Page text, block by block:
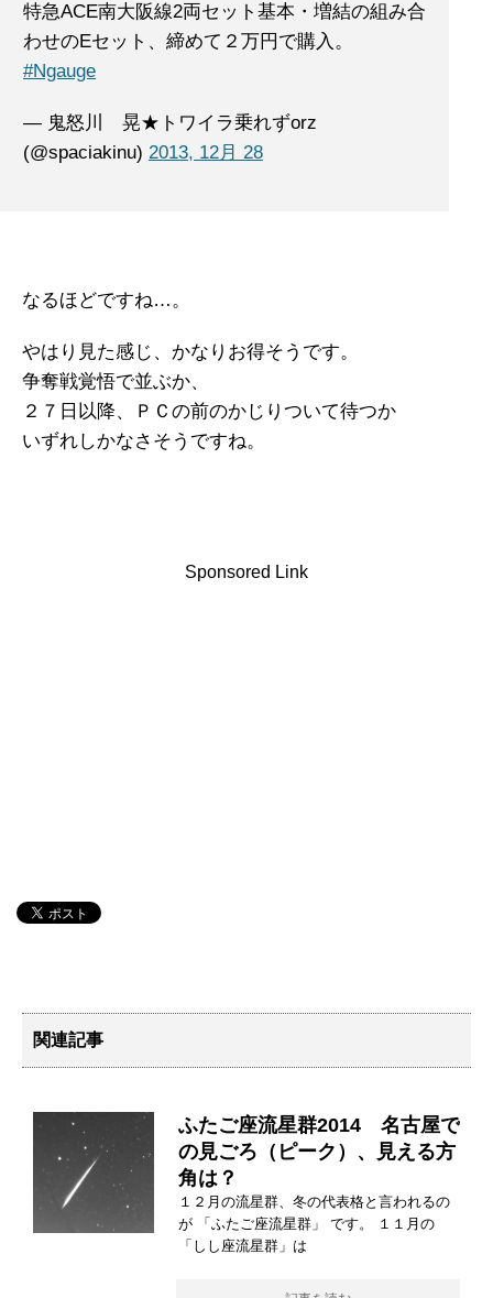
特急ACE南大阪線2両セット基本・増結の組み合
わせのEセット、締めて２万円で購入。
#Ngauge
— 鬼怒川 晃★トワイラ乗れずorz
(@spaciakinu) 2013, 12月 28
なるほどですね…。
やはり見た感じ、かなりお得そうです。
争奪戦覚悟で並ぶか、
２７日以降、ＰＣの前のかじりついて待つか
いずれしかなさそうですね。
Sponsored Link
関連記事
ふたご座流星群2014 名古屋で
の見ごろ（ピーク）、見える方
角は？
１２月の流星群、冬の代表格と言われるの
が 「ふたご座流星群」 です。 １１月の
「しし座流星群」は